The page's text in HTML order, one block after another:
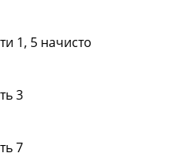
1, 5 начисто
3
7